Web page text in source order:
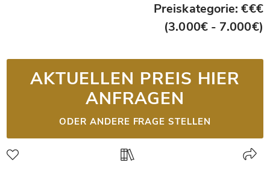
Preiskategorie: €€€
(3.000€ - 7.000€)
AKTUELLEN PREIS HIER
ANFRAGEN
ODER ANDERE FRAGE STELLEN